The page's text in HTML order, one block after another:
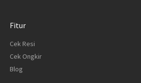
Fitur
Cek Resi
Cek Ongkir
Blog